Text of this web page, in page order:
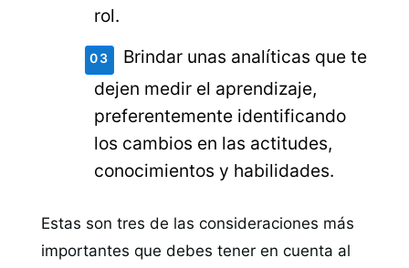
rol.
Brindar unas analíticas que te
dejen medir el aprendizaje,
preferentemente identificando
los cambios en las actitudes,
conocimientos y habilidades.
Estas son tres de las consideraciones más
importantes que debes tener en cuenta al